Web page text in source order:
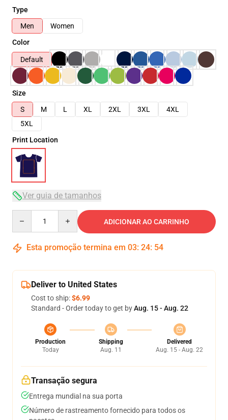
Type
Men
Women
Color
Default
Size
S
M L XL 2XL 3XL
4XL
5XL
Print Location
Ver guia de tamanhos
ADICIONAR AO CARRINHO
Esta promoção termina em 03: 24: 54
Deliver to United States
Cost to ship:$6.99
Standard - Order today to get byAug. 15 - Aug. 22
Production
Today
Shipping
Aug. 11
Delivered
Aug. 15 - Aug. 22
Transação segura
Entrega mundial na sua porta
Número de rastreamento fornecido para todos os